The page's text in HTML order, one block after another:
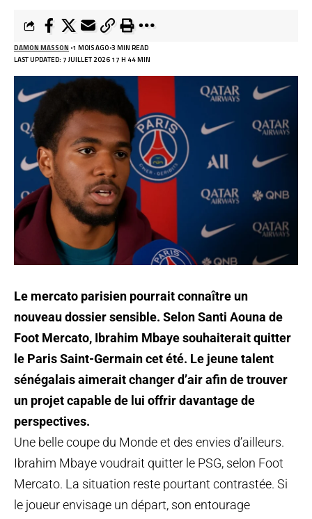
LAST UPDATED: 7 JUILLET 2026 17 H 44 MIN
DAMON MASSON 1 MOIS AGO 3 MIN READ
Le mercato parisien pourrait connaître un
nouveau dossier sensible. Selon Santi Aouna de
Foot Mercato, Ibrahim Mbaye souhaiterait quitter
le Paris Saint-Germain cet été. Le jeune talent
sénégalais aimerait changer d’air afin de trouver
un projet capable de lui offrir davantage de
perspectives.
Une belle coupe du Monde et des envies d’ailleurs.
Ibrahim Mbaye voudrait quitter le PSG, selon Foot
Mercato. La situation reste pourtant contrastée. Si
le joueur envisage un départ, son entourage